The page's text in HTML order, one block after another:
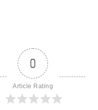
0
Article Rating